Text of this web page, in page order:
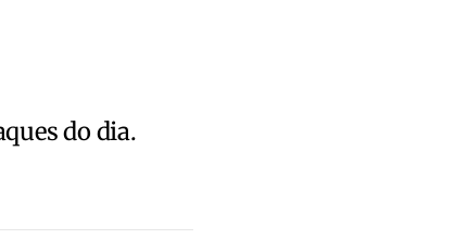
do dia.